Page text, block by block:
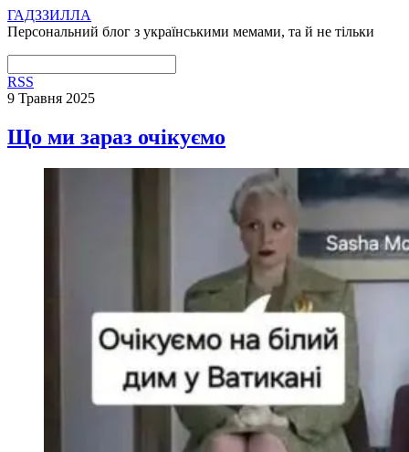
ГАДЗЗИЛЛА
Персональний блог з українськими мемами, та й не тільки
RSS
9 Травня 2025
Що ми зараз очікуємо